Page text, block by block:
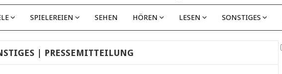
SPIELEREIEN SEHEN HÖREN LESEN SONSTIGES
| PRESSEMITTEILUNG